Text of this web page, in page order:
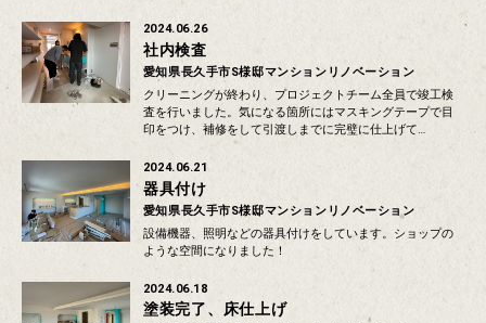
2024.06.26
社内検査
愛知県長久手市S様邸マンションリノベーション
クリーニングが終わり、プロジェクトチーム全員で竣工検
査を行いました。気になる箇所にはマスキングテープで目
印をつけ、補修をして引渡しまでに完璧に仕上げて…
2024.06.21
器具付け
愛知県長久手市S様邸マンションリノベーション
設備機器、照明などの器具付けをしています。ショップの
ような空間になりました！
2024.06.18
塗装完了、床仕上げ